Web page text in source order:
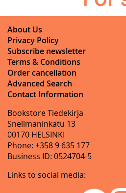
About Us
Privacy Policy
Subscribe newsletter
Terms & Conditions
Order cancellation
Advanced Search
Contact Information
Bookstore Tiedekirja
Snellmaninkatu 13
00170 HELSINKI
Phone: +358 9 635 177
Business ID: 0524704-5
Links to social media: